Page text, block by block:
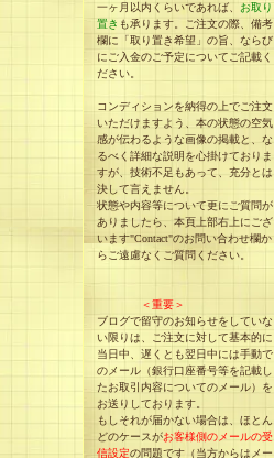
一ヶ月以内くらいであれば、 お取り
置き も承ります。ご注文の際、備考
欄に「取り置き希望」の旨、ならび
にご入金のご予定についてご記載く
ださい。
コンディションを納得の上でご注文
いただけますよう、本の状態の空気
感が伝わるような画像の掲載と、な
るべく詳細な説明を心掛けておりま
すが、技術不足もあって、充分とは
決して言えません。
状態や内容等について更にご質問が
ありましたら、本頁上部右上にござ
います"Contact"のお問い合わせ欄か
らご遠慮なくご質問ください。
＜重要＞
ブログで留守のお知らせをしていな
い限りは、ご注文に対して基本的に
当日中、遅くとも翌日中には手動で
のメール（銀行口座番号等を記載し
たお取引内容についてのメール）を
お送りしております。
もしそれが届かない場合は、ほとん
どのケースがお客様側のメールの受
信設定の問題です（当方からはメー